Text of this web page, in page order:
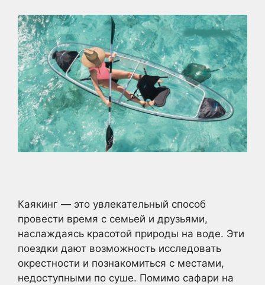
Каякинг — это увлекательный способ
провести время с семьей и друзьями,
наслаждаясь красотой природы на воде. Эти
поездки дают возможность исследовать
окрестности и познакомиться с местами,
недоступными по суше. Помимо сафари на